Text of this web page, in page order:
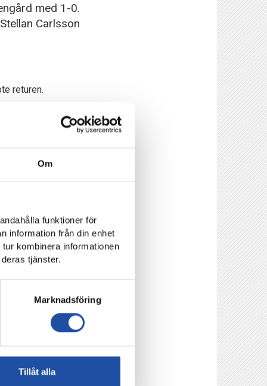
Om
funktioner för
information från din enhet
kombinera informationen
tjänster.
Marknadsföring
Tillåt alla
med 1-0.
Carlsson
returen.
tidigare, säger
uppehållet har IFK
enda
något väldigt
Starkt lag, stark
batterierna mot
de med sig bra